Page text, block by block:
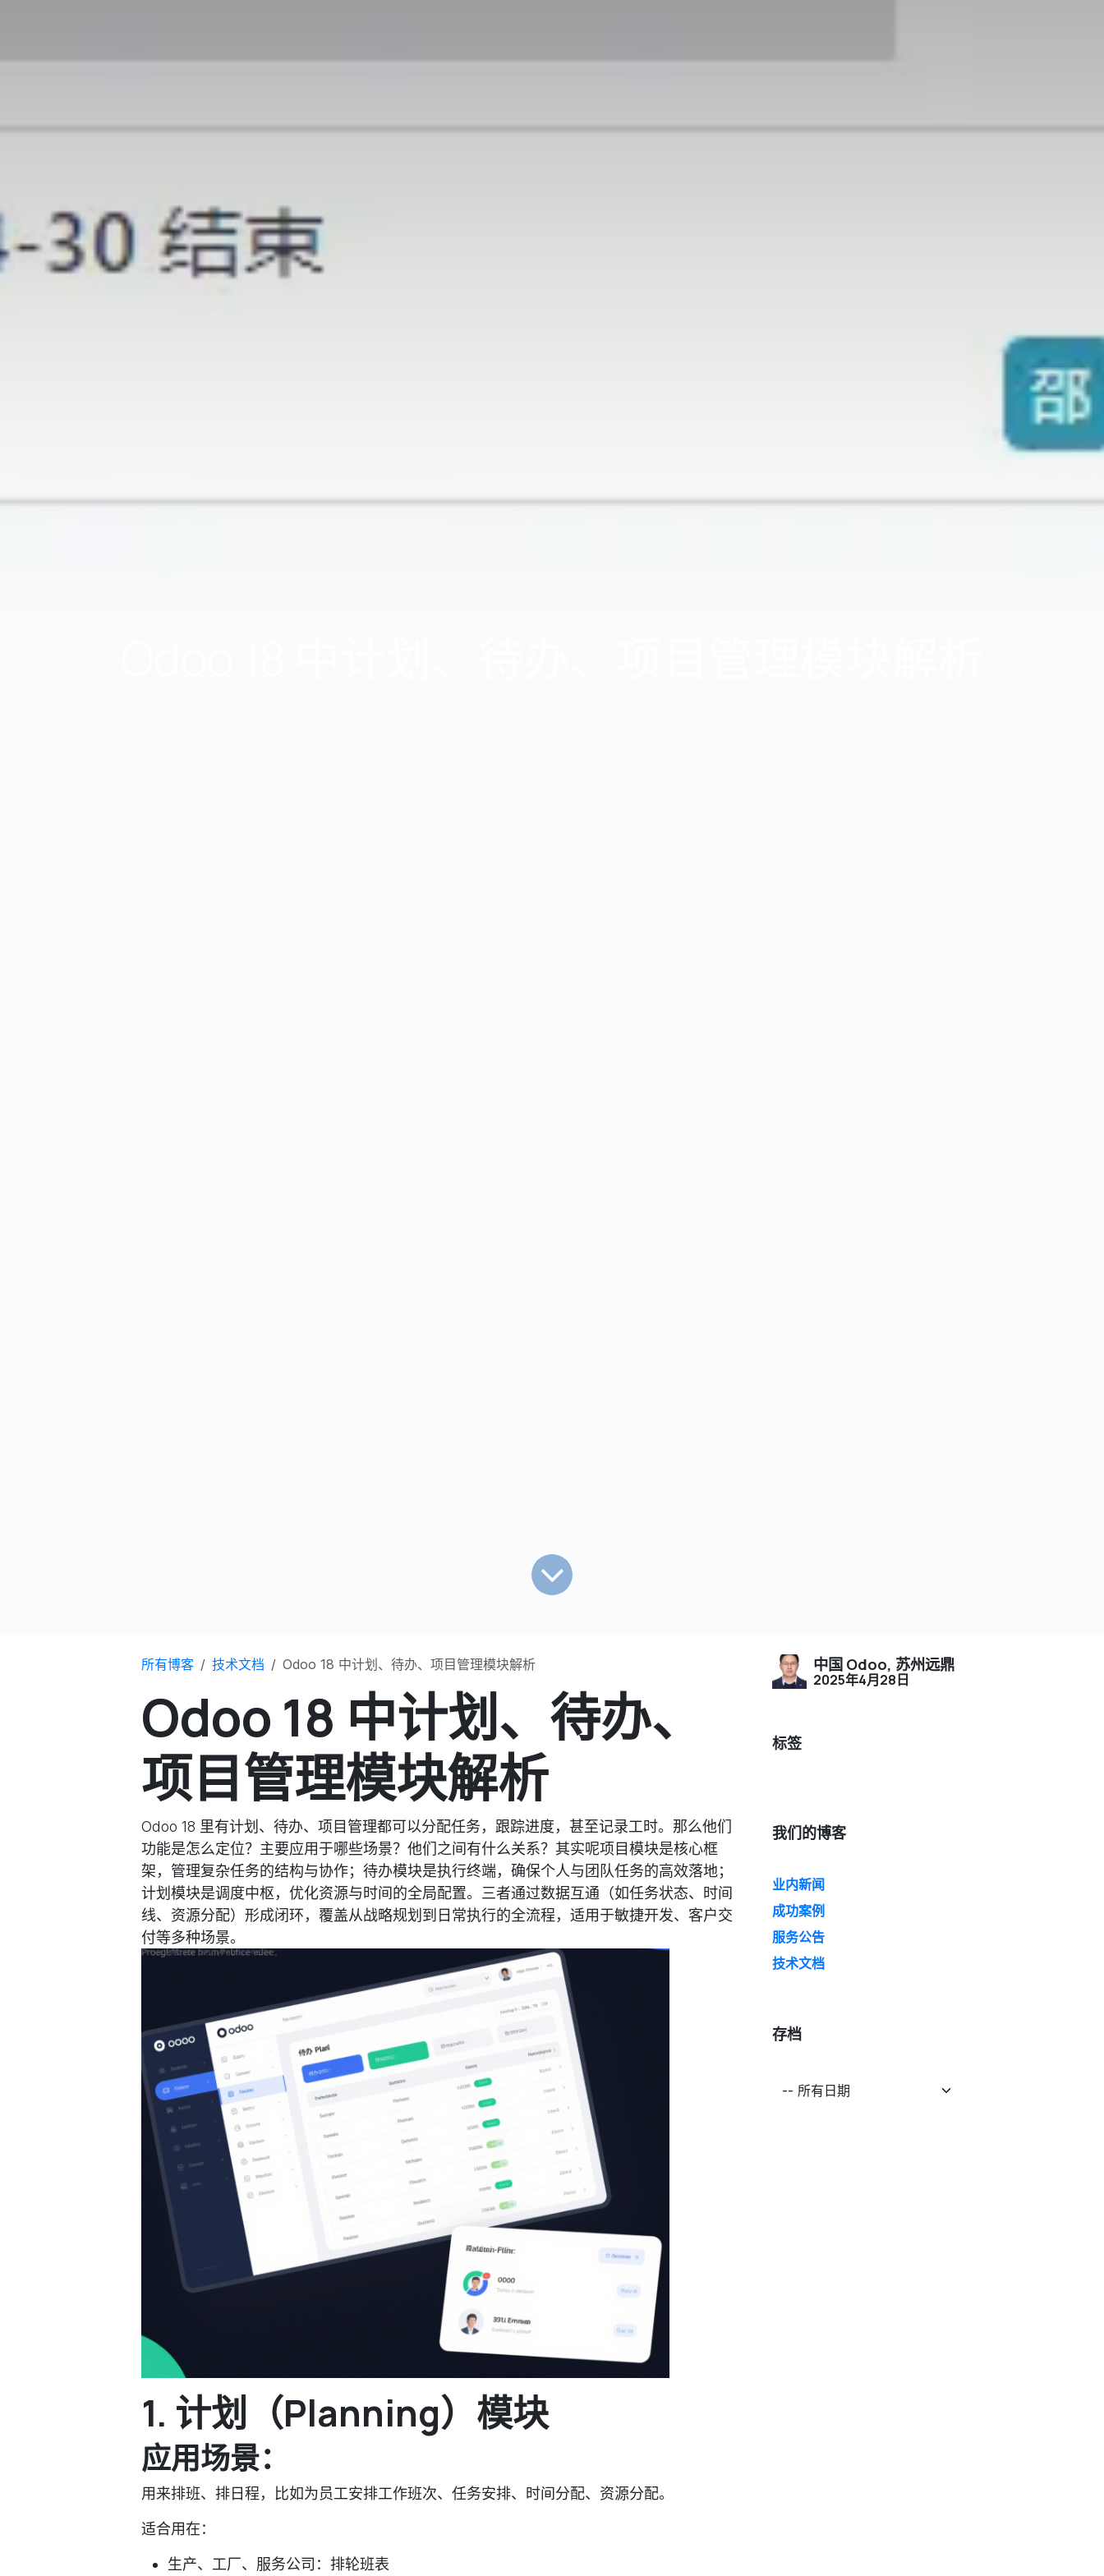
所有博客 技术文档 Odoo 18 中计划、待办、项目管理模块解析
Odoo 18 中计划、待办、
项目管理模块解析
Odoo 18 里有计划、待办、项目管理都可以分配任务，跟踪进度，甚至记录工时。那么他们
功能是怎么定位？主要应用于哪些场景？他们之间有什么关系？其实呢项目模块是核心框
架，管理复杂任务的结构与协作；待办模块是执行终端，确保个人与团队任务的高效落地；
计划模块是调度中枢，优化资源与时间的全局配置。三者通过数据互通（如任务状态、时间
线、资源分配）形成闭环，覆盖从战略规划到日常执行的全流程，适用于敏捷开发、客户交
付等多种场景。
1. 计划（Planning）模块
应用场景：
用来排班、排日程，比如为员工安排工作班次、任务安排、时间分配、资源分配。
适合用在：
生产、工厂、服务公司：排轮班表
中国 Odoo, 苏州远鼎
2025年4月28日
标签
我们的博客
业内新闻
成功案例
服务公告
技术文档
存档